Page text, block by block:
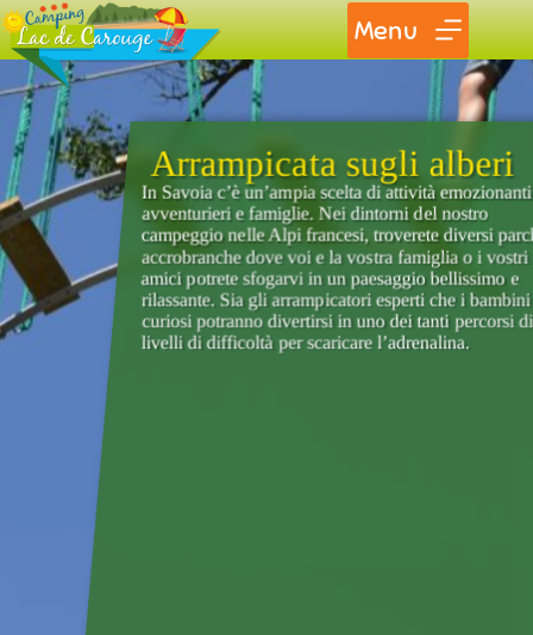
Menu
Arrampicata sugli alberi
In Savoia c’è un’ampia scelta di attività
avventurieri e famiglie. Nei dintorni del nostro
campeggio nelle Alpi francesi, troverete diversi
accrobranche dove voi e la vostra famiglia o i vostri
amici potrete sfogarvi in un paesaggio bellissimo e
rilassante. Sia gli arrampicatori esperti che i bambini
curiosi potranno divertirsi in uno dei tanti percorsi
livelli di difficoltà per scaricare l’adrenalina.